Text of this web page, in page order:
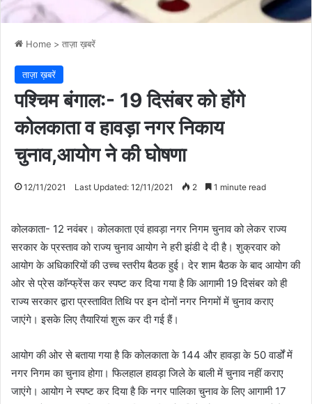
Home > ताज़ा ख़बरें
ताज़ा ख़बरें
पश्चिम बंगाल:- 19 दिसंबर को होंगे
कोलकाता व हावड़ा नगर निकाय
चुनाव,आयोग ने की घोषणा
12/11/2021 Last Updated: 12/11/2021 2 1 minute read
कोलकाता- 12 नवंबर। कोलकाता एवं हावड़ा नगर निगम चुनाव को लेकर राज्य
सरकार के प्रस्ताव को राज्य चुनाव आयोग ने हरी झंडी दे दी है। शुक्रवार को
आयोग के अधिकारियों की उच्च स्तरीय बैठक हुई। देर शाम बैठक के बाद आयोग की
ओर से प्रेस कॉन्फ्रेंस कर स्पष्ट कर दिया गया है कि आगामी 19 दिसंबर को ही
राज्य सरकार द्वारा प्रस्तावित तिथि पर इन दोनों नगर निगमों में चुनाव कराए
जाएंगे। इसके लिए तैयारियां शुरू कर दी गई हैं।
आयोग की ओर से बताया गया है कि कोलकाता के 144 और हावड़ा के 50 वार्डों में
नगर निगम का चुनाव होगा। फिलहाल हावड़ा जिले के बाली में चुनाव नहीं कराए
जाएंगे। आयोग ने स्पष्ट कर दिया है कि नगर पालिका चुनाव के लिए आगामी 17